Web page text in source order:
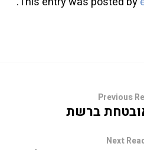
Previous
ברשת
Next